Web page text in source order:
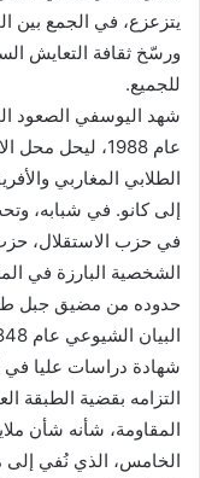
يتزعزع، في الجمع بين
ورسّخ ثقافة التعايش
للجميع.
شهد اليوسفي الصعود
عام 1988، ليحل
الطلابي المغاربي
إلى كانو. في شبابه،
في حزب الاستقلال،
الشخصية البارزة في
حدوده من مضيق جبل
المقاومة، شأنه شأن
الخامس، الذي نُفي إلى